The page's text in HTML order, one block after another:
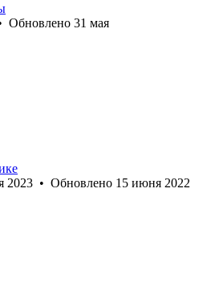
Обновлено 31 мая
2023 • Обновлено 15 июня 2022